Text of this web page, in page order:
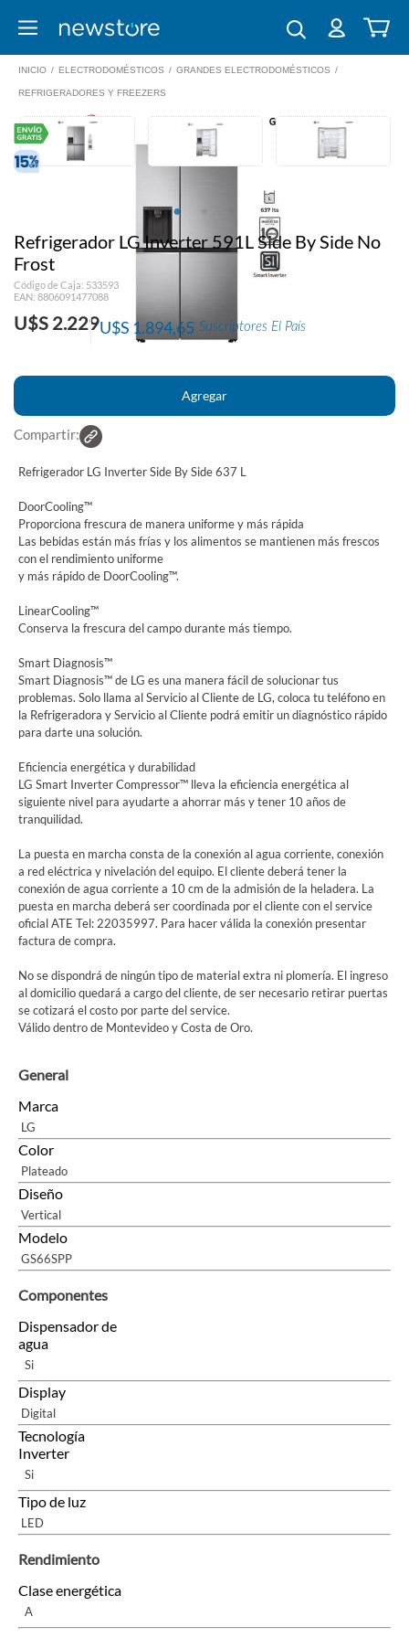
INICIO / ELECTRODOMÉSTICOS / GRANDES ELECTRODOMÉSTICOS /
REFRIGERADORES Y FREEZERS
Refrigerador LG Inverter 591L Side By Side No
Frost
Código de Caja: 533593
EAN: 8806091477088
U$S 2.229 Suscriptores El País
U$S 1.894,65
Compartir:
Refrigerador LG Inverter Side By Side 637 L
DoorCooling™
Proporciona frescura de manera uniforme y más rápida
Las bebidas están más frías y los alimentos se mantienen más frescos
con el rendimiento uniforme
y más rápido de DoorCooling™.
LinearCooling™
Conserva la frescura del campo durante más tiempo.
Smart Diagnosis™
Smart Diagnosis™ de LG es una manera fácil de solucionar tus
problemas. Solo llama al Servicio al Cliente de LG, coloca tu teléfono en
la Refrigeradora y Servicio al Cliente podrá emitir un diagnóstico rápido
para darte una solución.
Eficiencia energética y durabilidad
LG Smart Inverter Compressor™ lleva la eficiencia energética al
siguiente nivel para ayudarte a ahorrar más y tener 10 años de
tranquilidad.
La puesta en marcha consta de la conexión al agua corriente, conexión
a red eléctrica y nivelación del equipo. El cliente deberá tener la
conexión de agua corriente a 10 cm de la admisión de la heladera. La
puesta en marcha deberá ser coordinada por el cliente con el service
oficial ATE Tel: 22035997. Para hacer válida la conexión presentar
factura de compra.
No se dispondrá de ningún tipo de material extra ni plomería. El ingreso
al domicilio quedará a cargo del cliente, de ser necesario retirar puertas
se cotizará el costo por parte del service.
Válido dentro de Montevideo y Costa de Oro.
General
Marca
LG
Color
Plateado
Diseño
Vertical
Modelo
GS66SPP
Componentes
Dispensador de
agua
Si
Display
Digital
Tecnología
Inverter
Si
Tipo de luz
LED
Rendimiento
Clase energética
A